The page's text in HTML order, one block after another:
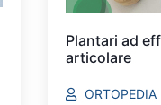
Plantari ad
articolare